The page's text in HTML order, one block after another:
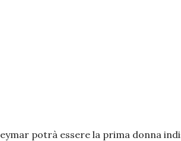
potrà essere la prima donna